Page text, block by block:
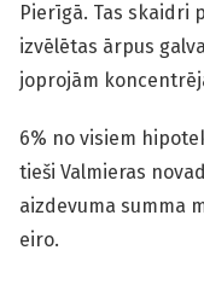
Pierīgā. Tas skaidri
izvēlētas ārpus
joprojām
6% no visiem
tieši Valmieras
aizdevuma summa
eiro.